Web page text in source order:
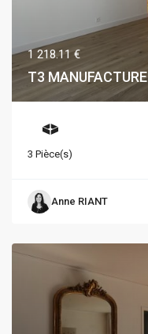
1 218.11 €
T3 MANUFACTURE
3 Pièce(s)
Anne RIANT